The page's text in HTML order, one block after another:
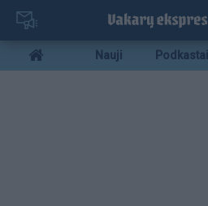
Pereiti
pagrindinį
turinį
Mobile
menu
Nauji Podkastai